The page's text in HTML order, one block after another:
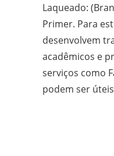
Laqueado:
Primer. Para
desenvolvem
acadêmicos e
serviços como
podem ser